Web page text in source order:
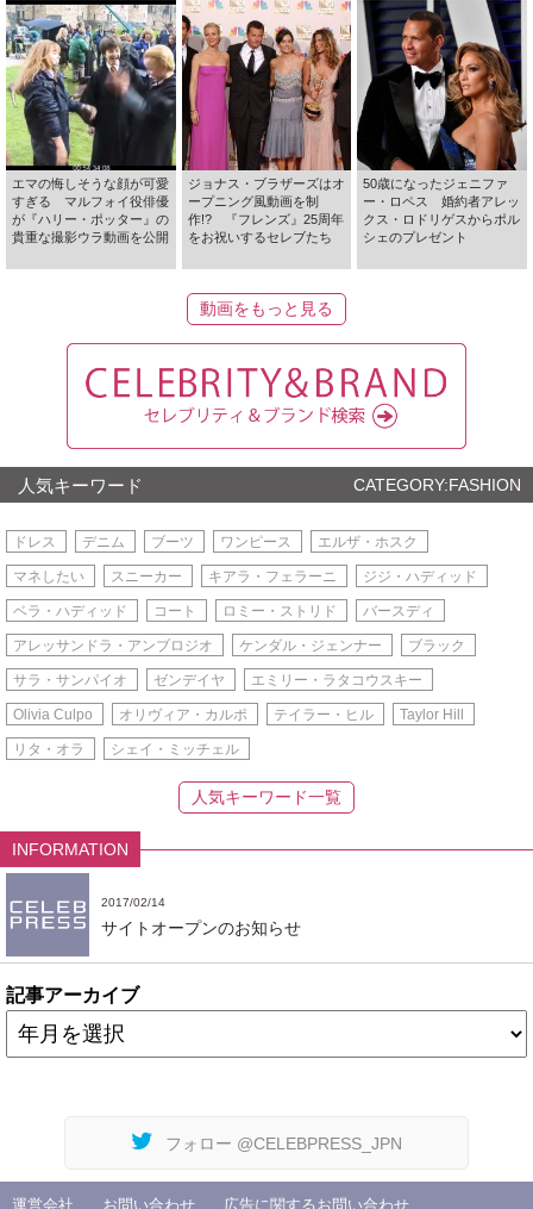
エマの悔しそうな顔が可愛
すぎる マルフォイ役俳優
が『ハリー・ポッター』の
貴重な撮影ウラ動画を公開
ジョナス・ブラザーズはオ
ープニング風動画を制
作!? 『フレンズ』25周年
をお祝いするセレブたち
50歳になったジェニファ
ー・ロペス 婚約者アレッ
クス・ロドリゲスからポル
シェのプレゼント
動画をもっと見る
人気キーワード CATEGORY:FASHION
ドレス デニム ブーツ ワンピース エルザ・ホスク
マネしたい スニーカー キアラ・フェラーニ ジジ・ハディッド
ベラ・ハディッド コート ロミー・ストリド バースディ
アレッサンドラ・アンブロジオ ケンダル・ジェンナー ブラック
サラ・サンパイオ ゼンデイヤ エミリー・ラタコウスキー
Olivia Culpo オリヴィア・カルポ テイラー・ヒル Taylor Hill
リタ・オラ シェイ・ミッチェル
人気キーワード一覧
INFORMATION
2017/02/14
サイトオープンのお知らせ
記事アーカイブ
フォロー @CELEBPRESS_JPN
運営会社 お問い合わせ 広告に関するお問い合わせ